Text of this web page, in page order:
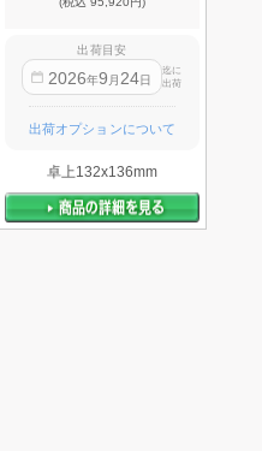
出荷目安
2026年9 月24日
迄に
出荷
出荷オプションについて
卓上132x136mm